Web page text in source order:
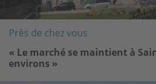
Près de chez vous
« Le marché se maintient à
environs »